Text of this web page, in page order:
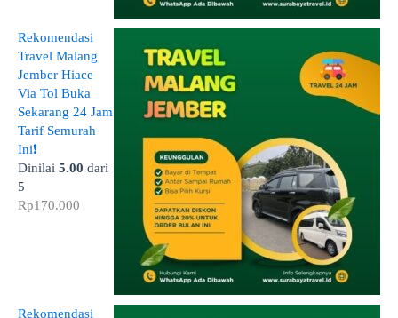
Rekomendasi
Travel Malang
Jember Hiace
Via Tol Buka
Sekarang 24 Jam
Tarif Semurah
Ini❗
Dinilai 5.00 dari
5
Rp170.000
Rekomendasi